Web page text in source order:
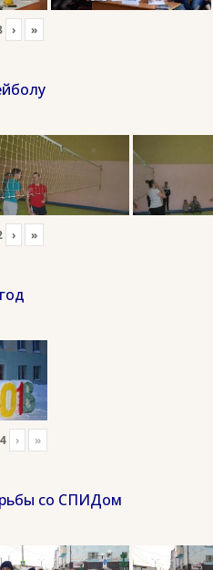
› »
› »
› »
со СПИДом